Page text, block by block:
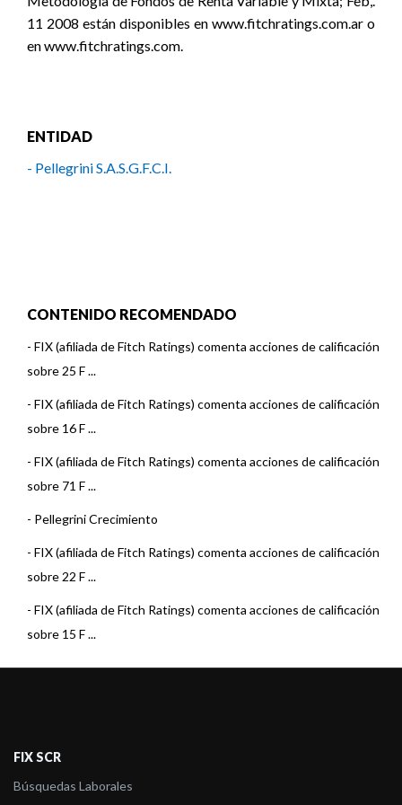
11 2008 están disponibles en www.fitchratings.com.ar o
en www.fitchratings.com.
ENTIDAD
- Pellegrini S.A.S.G.F.C.I.
CONTENIDO RECOMENDADO
- FIX (afiliada de Fitch Ratings) comenta acciones de calificación
sobre 25 F ...
- FIX (afiliada de Fitch Ratings) comenta acciones de calificación
sobre 16 F ...
- FIX (afiliada de Fitch Ratings) comenta acciones de calificación
sobre 71 F ...
- Pellegrini Crecimiento
- FIX (afiliada de Fitch Ratings) comenta acciones de calificación
sobre 22 F ...
- FIX (afiliada de Fitch Ratings) comenta acciones de calificación
sobre 15 F ...
-FIX (afiliada de Fitch Ratings) comenta acciones de calificación
sobre 22 F ...
-FIX (afiliada de Fitch Ratings) comenta acciones de calificación
FIX SCR
Búsquedas Laborales